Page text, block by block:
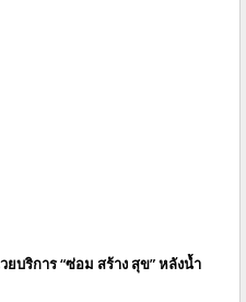
บริการ “ซ่อม สร้าง สุข” หลังน้ำ